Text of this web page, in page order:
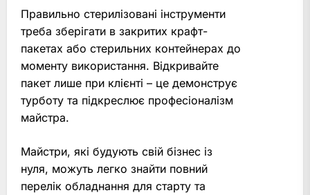
Правильно стерилізовані інструменти
треба зберігати в закритих крафт-
пакетах або стерильних контейнерах до
моменту використання. Відкривайте
пакет лише при клієнті – це демонструє
турботу та підкреслює професіоналізм
майстра.
Майстри, які будують свій бізнес із
нуля, можуть легко знайти повний
перелік обладнання для старту та